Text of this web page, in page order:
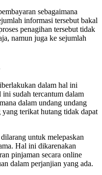
sebagaimana
informasi tersebut bakal
penagihan tersebut tidak
namun juga ke sejumlah
dalam hal ini
ini sudah tercantum dalam
dalam undang undang
yang terikat hutang tidak dapat
untuk melepaskan
Hal ini dikarenakan
pinjaman secara online
dalam perjanjian yang ada.